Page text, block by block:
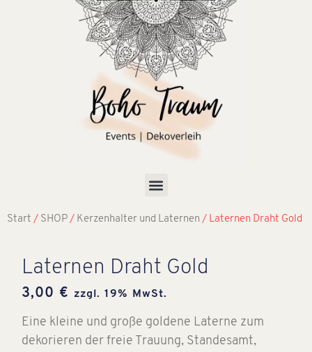
Start / SHOP / Kerzenhalter und Laternen / Laternen Draht Gold
Laternen Draht Gold
3,00 € zzgl. 19% MwSt.
Eine kleine und große goldene Laterne zum
dekorieren der freie Trauung, Standesamt,